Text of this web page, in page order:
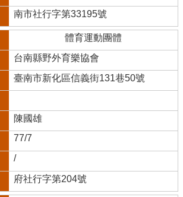
南市社行字第33195號
體育運動團體
台南縣野外育樂協會
臺南市新化區信義街131巷50號
陳國雄
77/7
/
府社行字第204號